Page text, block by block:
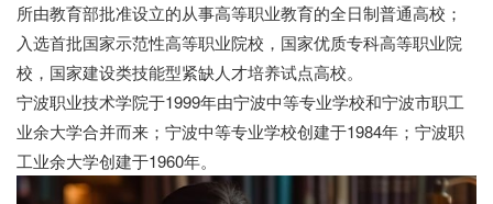
所由教育部批准设立的从事高等职业教育的全日制普通高校；
入选首批国家示范性高等职业院校，国家优质专科高等职业院
校，国家建设类技能型紧缺人才培养试点高校。
宁波职业技术学院于1999年由宁波中等专业学校和宁波市职工
业余大学合并而来；宁波中等专业学校创建于1984年；宁波职
工业余大学创建于1960年。